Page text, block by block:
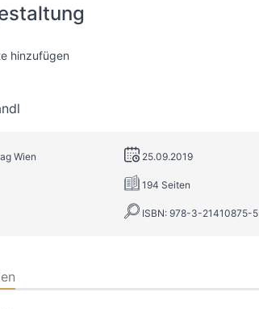
hinzufügen
Wien 25.09.2019
194 Seiten
ISBN: 978-3-21410875-5